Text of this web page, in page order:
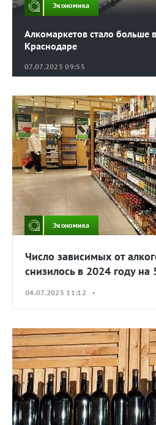
07.07.2025 09:55
Алкомаркетов стало больше
Краснодаре
Экономика
Экономика
Число зависимых от
снизилось в 2024 году на
04.07.2025 11:12 •